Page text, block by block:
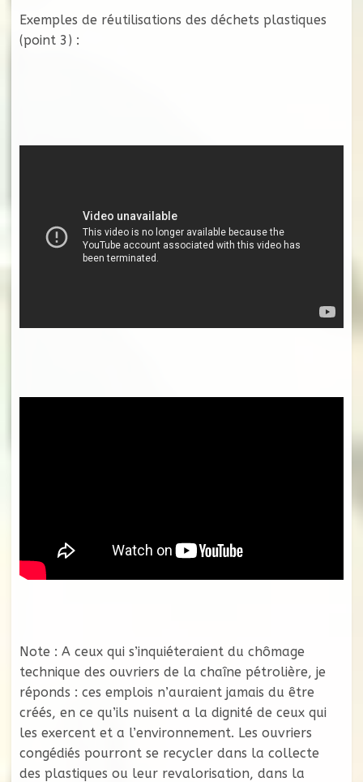
Exemples de réutilisations des déchets plastiques
(point 3) :
Note : A ceux qui s’inquiéteraient du chômage
technique des ouvriers de la chaîne pétrolière, je
réponds : ces emplois n’auraient jamais du être
créés, en ce qu’ils nuisent a la dignité de ceux qui
les exercent et a l’environnement. Les ouvriers
congédiés pourront se recycler dans la collecte
des plastiques ou leur revalorisation, dans la